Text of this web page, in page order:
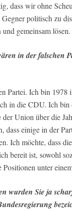
dass wir ohne
Gegner politisch zu
gemeinsam lösen.
in der falschen
Partei. Ich bin 1978
in die CDU. Ich
Union über die
dass einige in der
Ich möchte, dass
bereit ist, sowohl
Positionen unter
wurden Sie ja